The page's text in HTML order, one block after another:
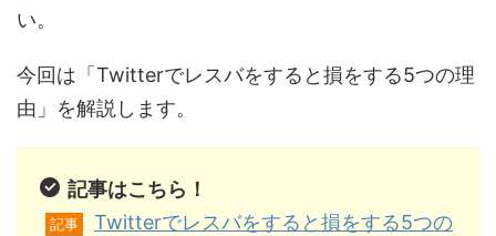
い。
今回は「Twitterでレスバをすると損をする5つの理
由」を解説します。
記事はこちら！
記事
Twitterでレスバをすると損をする5つの